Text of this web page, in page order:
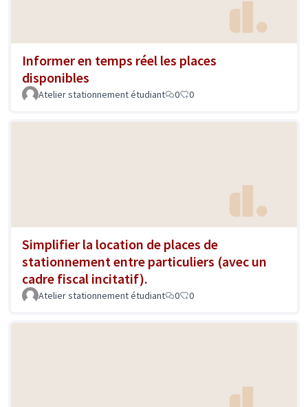
Informer en temps réel les places
disponibles
Atelier stationnement étudiant 0 0
Simplifier la location de places de
stationnement entre particuliers (avec un
cadre fiscal incitatif).
Atelier stationnement étudiant 0 0